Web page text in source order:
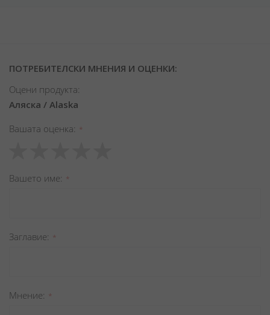
ПОТРЕБИТЕЛСКИ МНЕНИЯ И ОЦЕНКИ:
Оцени продукта:
Аляска / Alaska
Вашата оценка
star
stars
stars
stars
stars
Вашето име
Заглавиe
Мнение